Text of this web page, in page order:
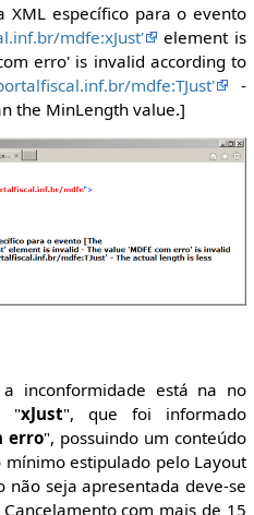
XML específico para o evento
mdfe:xJust'
element is
erro' is invalid according to
mdfe:TJust'
-
the MinLength value.]
inconformidade está na no
"xJust", que foi informado
erro", possuindo um conteúdo
estipulado pelo Layout
não seja apresentada deve-se
com mais de 15